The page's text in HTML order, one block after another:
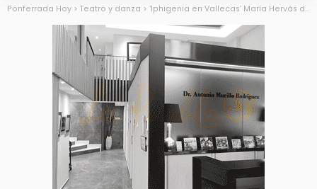
Ponferrada Hoy > Teatro y danza > ‘Iphigenia en Vallecas’ María Hervás da vida a una choni de barrio